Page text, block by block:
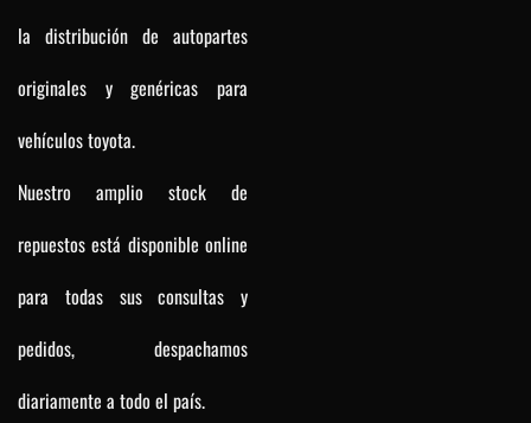
la distribución de autopartes
originales y genéricas para
vehículos toyota.
Nuestro amplio stock de
repuestos está disponible online
para todas sus consultas y
pedidos, despachamos
diariamente a todo el país.